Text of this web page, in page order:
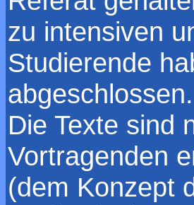
zu intensiven
Studierende
abgeschlossen.
Die Texte sind
Vortragenden
(dem Konzept